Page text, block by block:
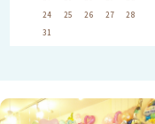
24 25 26 27 28
31